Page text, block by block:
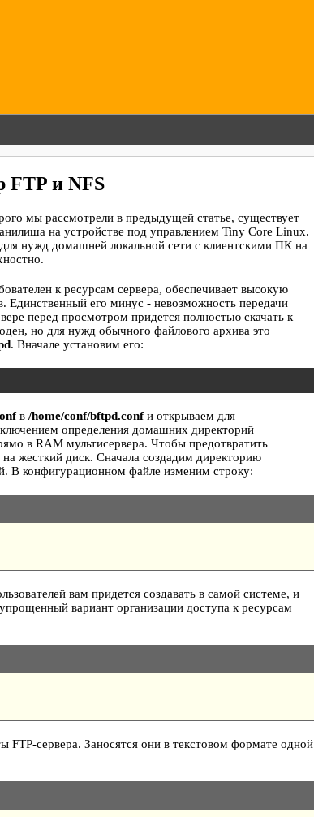
FTP и NFS
мы рассмотрели в предыдущей статье, существует
на устройстве под управлением Tiny Core Linux.
нужд домашней локальной сети с клиентскими ПК на
к ресурсам сервера, обеспечивает высокую
Единственный его минус - невозможность передачи
перед просмотром придется полностью скачать к
но для нужд обычного файлового архива это
. Вначале установим его:
в/home/conf/bftpd.confи открываем для
определения домашних директорий
в RAM мультисервера. Чтобы предотвратить
жесткий диск. Сначала создадим директорию
В конфигурационном файле изменим строку:
вам придется создавать в самой системе, и
вариант организации доступа к ресурсам
FTP-сервера. Заносятся они в текстовом формате одной